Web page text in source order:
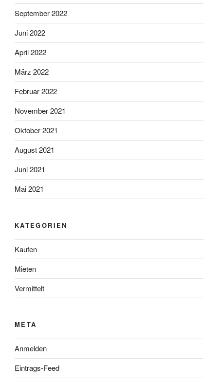
September 2022
Juni 2022
April 2022
März 2022
Februar 2022
November 2021
Oktober 2021
August 2021
Juni 2021
Mai 2021
KATEGORIEN
Kaufen
Mieten
Vermittelt
META
Anmelden
Eintrags-Feed